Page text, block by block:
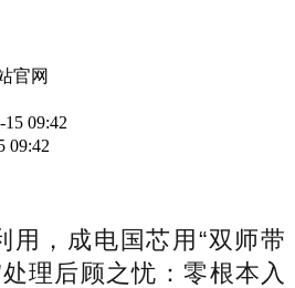
官网
15 09:42
09:42
，成电国芯用“双师带
理后顾之忧：零根本入